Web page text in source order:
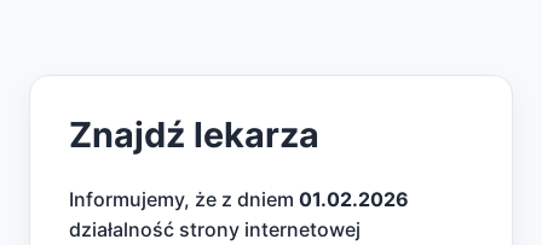
Znajdź lekarza
Informujemy, że z dniem 01.02.2026
działalność strony internetowej